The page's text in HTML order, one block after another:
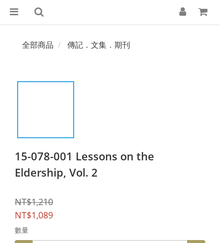
全部商品 傳記．文集．期刊
15-078-001 Lessons on the
Eldership, Vol. 2
NT$1,210
NT$1,089
數量